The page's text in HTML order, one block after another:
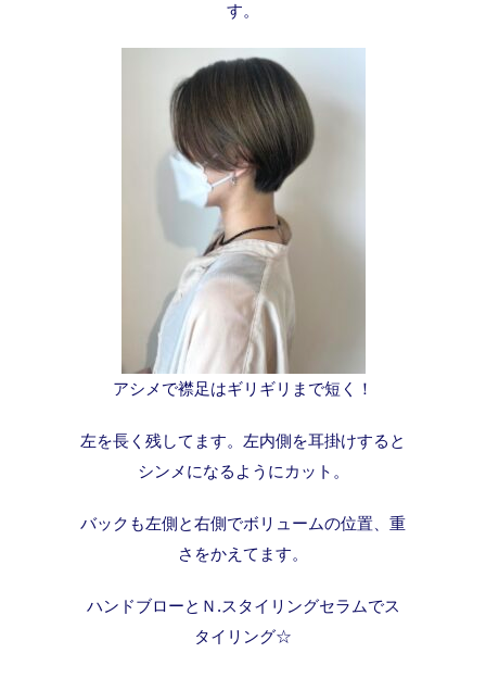
す。
アシメで襟足はギリギリまで短く！
左を長く残してます。左内側を耳掛けすると
シンメになるようにカット。
バックも左側と右側でボリュームの位置、重
さをかえてます。
ハンドブローとＮ.スタイリングセラムでス
タイリング☆